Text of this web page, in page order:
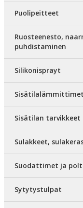
Puolipeitteet
Ruosteenesto,
puhdistaminen
Silikonisprayt
Sisätilalämmittimet
Sisätilan tarvikkeet
Sulakkeet,
Suodattimet ja
Sytytystulpat